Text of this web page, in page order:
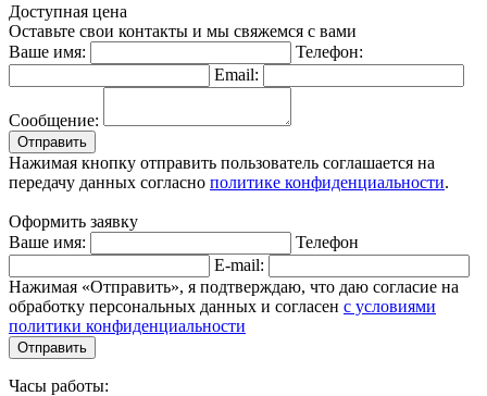
Доступная цена
Оставьте свои контакты и мы свяжемся с вами
Ваше имя:
Телефон:
Email:
Сообщение:
Отправить
Нажимая кнопку отправить пользователь соглашается на
передачу данных согласно политике конфиденциальности.
Оформить заявку
Ваше имя:
Телефон
E-mail:
Нажимая «Отправить», я подтверждаю, что даю согласие на
обработку персональных данных и согласен с условиями
политики конфиденциальности
Отправить
Часы работы: